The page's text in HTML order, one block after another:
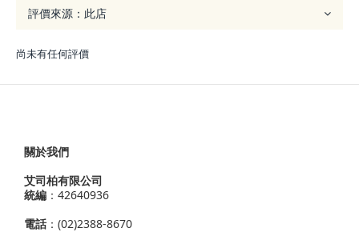
尚未有任何評價
關於我們
艾司柏有限公司
統編 ：42640936
電話：(02)2388-8670